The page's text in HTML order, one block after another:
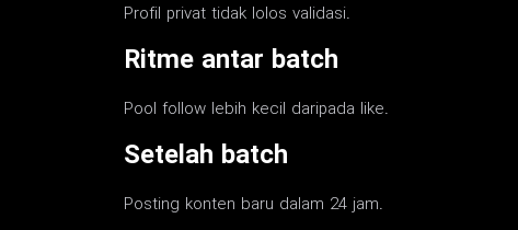
Profil privat tidak lolos validasi.
Ritme antar batch
Pool follow lebih kecil daripada like.
Setelah batch
Posting konten baru dalam 24 jam.